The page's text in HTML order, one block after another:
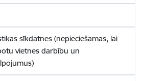
sīkdatnes (nepieciešamas, lai
vietnes darbību un